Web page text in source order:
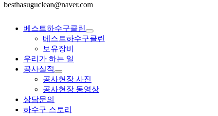
besthasuguclean@naver.com
베스트하수구클린
베스트하수구클린
보유장비
우리가 하는 일
공사실적
공사현장 사진
공사현장 동영상
상담문의
하수구 스토리